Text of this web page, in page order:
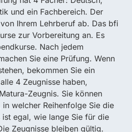
und ein Fachbereich. Der
Ihrem Lehrberuf ab. Das bfi
zur Vorbereitung an. Es
Nach jedem
Sie eine Prüfung. Wenn
bekommen Sie ein
4 Zeugnisse haben,
Zeugnis. Sie können
welcher Reihenfolge Sie die
ist egal, wie lange Sie für die
Zeugnisse bleiben gültig.